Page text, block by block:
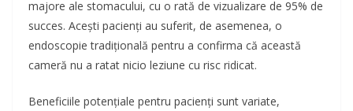
majore ale stomacului, cu o rată de vizualizare de 95% de
succes. Acești pacienți au suferit, de asemenea, o
endoscopie tradițională pentru a confirma că această
cameră nu a ratat nicio leziune cu risc ridicat.
Beneficiile potențiale pentru pacienți sunt variate,